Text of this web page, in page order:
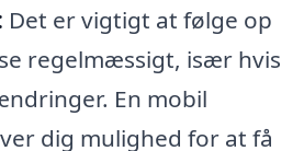
Det er vigtigt at følge op
regelmæssigt, især hvis
En mobil
dig mulighed for at få